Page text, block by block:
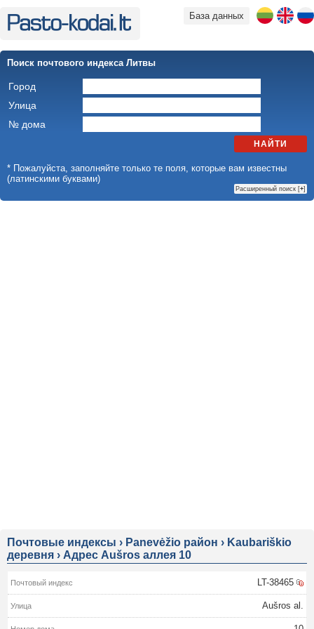
База данных
Поиск почтового индекса Литвы
Город
Улица
№ дома
НАЙТИ
* Пожалуйста, заполняйте только те поля, которые вам известны
(латинскими буквами)
Расширенный поиск [+]
Почтовые индексы › Panevėžio район › Kaubariškio
деревня › Адрес Aušros аллея 10
LT-38465
Aušros al.